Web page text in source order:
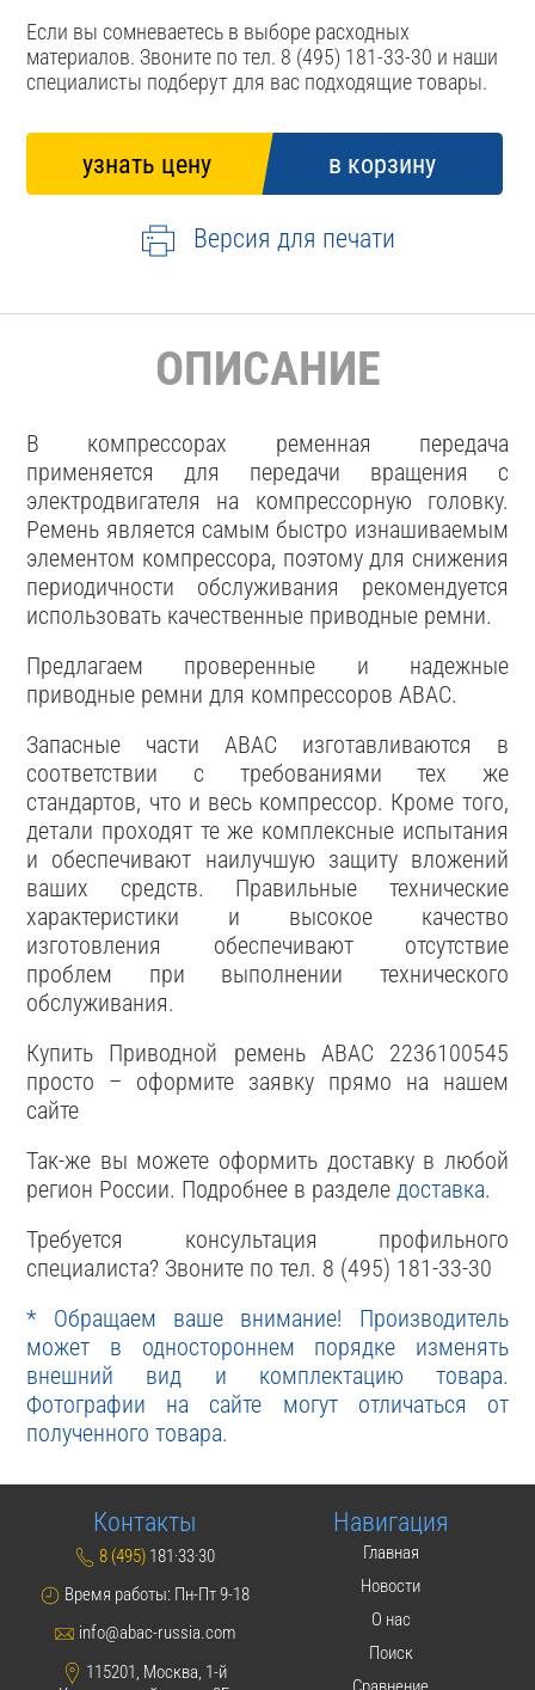
Если вы сомневаетесь в выборе расходных
материалов. Звоните по тел. 8 (495) 181-33-30 и наши
специалисты подберут для вас подходящие товары.
Версия для печати
ОПИСАНИЕ
В компрессорах ременная передача
применяется для передачи вращения с
электродвигателя на компрессорную головку.
Ремень является самым быстро изнашиваемым
элементом компрессора, поэтому для снижения
периодичности обслуживания рекомендуется
использовать качественные приводные ремни.
Предлагаем проверенные и надежные
приводные ремни для компрессоров ABAC.
Запасные части ABAC изготавливаются в
соответствии с требованиями тех же
стандартов, что и весь компрессор. Кроме того,
детали проходят те же комплексные испытания
и обеспечивают наилучшую защиту вложений
ваших средств. Правильные технические
характеристики и высокое качество
изготовления обеспечивают отсутствие
проблем при выполнении технического
обслуживания.
Купить Приводной ремень ABAC 2236100545
просто – оформите заявку прямо на нашем
сайте
Так-же вы можете оформить доставку в любой
регион России. Подробнее в разделе доставка.
Требуется консультация профильного
специалиста? Звоните по тел. 8 (495) 181-33-30
* Обращаем ваше внимание! Производитель
может в одностороннем порядке изменять
внешний вид и комплектацию товара.
Фотографии на сайте могут отличаться от
полученного товара.
Контакты
8 (495) 181·33·30
Время работы: Пн-Пт 9-18
info@abac-russia.com
115201, Москва, 1-й
Навигация
Главная
Новости
О нас
Поиск